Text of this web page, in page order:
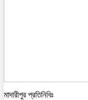
মাদারীপুর প্রতিনিধিঃ